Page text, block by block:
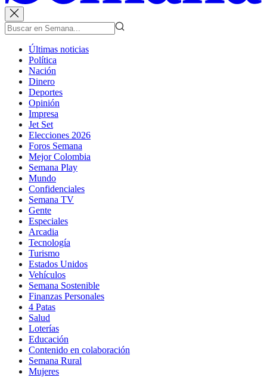
Últimas noticias
Política
Nación
Dinero
Deportes
Opinión
Impresa
Jet Set
Elecciones 2026
Foros Semana
Mejor Colombia
Semana Play
Mundo
Confidenciales
Semana TV
Gente
Especiales
Arcadia
Tecnología
Turismo
Estados Unidos
Vehículos
Semana Sostenible
Finanzas Personales
4 Patas
Salud
Loterías
Educación
Contenido en colaboración
Semana Rural
Mujeres